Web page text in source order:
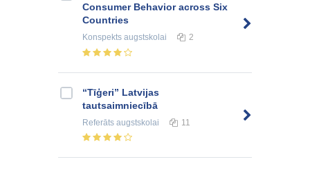
Consumer Behavior across Six
Countries
Konspekts augstskolai 2
“Tīģeri” Latvijas
tautsaimniecībā
Referāts augstskolai 11